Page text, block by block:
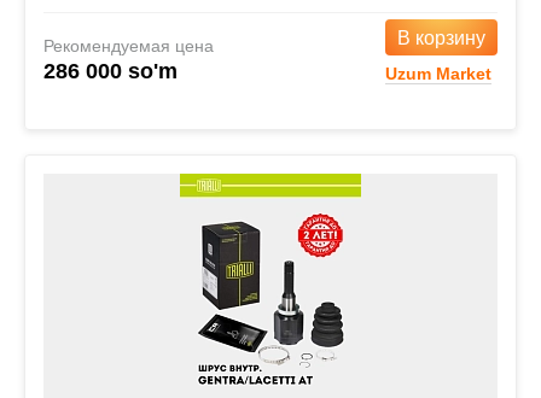
Рекомендуемая цена
286 000 so'm
В корзину
Uzum Market